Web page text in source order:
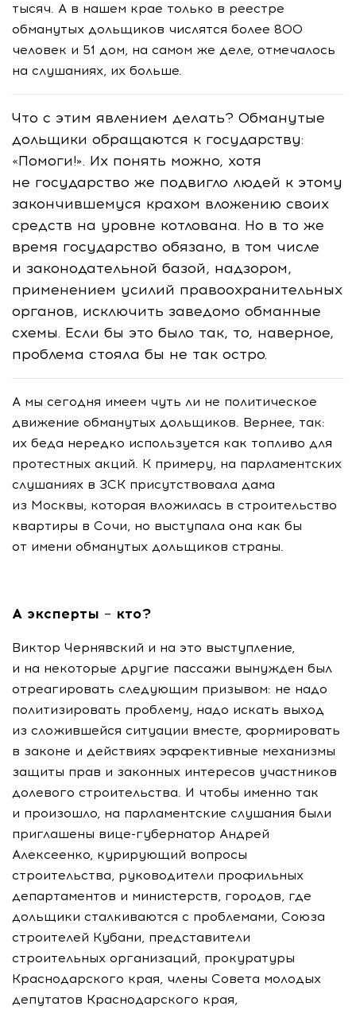
тысяч. А в нашем крае только в реестре
обманутых дольщиков числятся более 800
человек и 51 дом, на самом же деле, отмечалось
на слушаниях, их больше.
Что с этим явлением делать? Обманутые
дольщики обращаются к государству:
«Помоги!». Их понять можно, хотя
не государство же подвигло людей к этому
закончившемуся крахом вложению своих
средств на уровне котлована. Но в то же
время государство обязано, в том числе
и законодательной базой, надзором,
применением усилий правоохранительных
органов, исключить заведомо обманные
схемы. Если бы это было так, то, наверное,
проблема стояла бы не так остро.
А мы сегодня имеем чуть ли не политическое
движение обманутых дольщиков. Вернее, так:
их беда нередко используется как топливо для
протестных акций. К примеру, на парламентских
слушаниях в ЗСК присутствовала дама
из Москвы, которая вложилась в строительство
квартиры в Сочи, но выступала она как бы
от имени обманутых дольщиков страны.
А эксперты – кто?
Виктор Чернявский и на это выступление,
и на некоторые другие пассажи вынужден был
отреагировать следующим призывом: не надо
политизировать проблему, надо искать выход
из сложившейся ситуации вместе, формировать
в законе и действиях эффективные механизмы
защиты прав и законных интересов участников
долевого строительства. И чтобы именно так
и произошло, на парламентские слушания были
приглашены вице-губернатор Андрей
Алексеенко, курирующий вопросы
строительства, руководители профильных
департаментов и министерств, городов, где
дольщики сталкиваются с проблемами, Союза
строителей Кубани, представители
строительных организаций, прокуратуры
Краснодарского края, члены Совета молодых
депутатов Краснодарского края,